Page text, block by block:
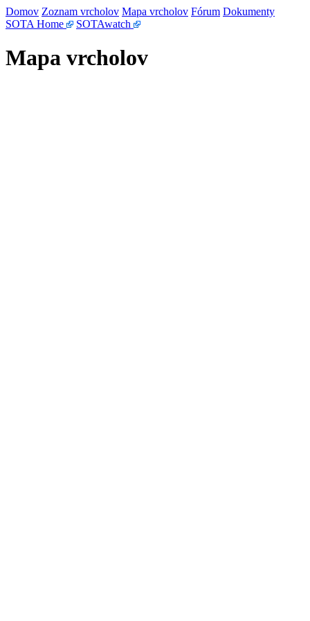
Domov Zoznam vrcholov Mapa vrcholov Fórum Dokumenty
SOTA Home
SOTAwatch
Mapa vrcholov